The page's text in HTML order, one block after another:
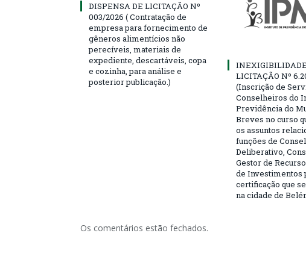
DISPENSA DE LICITAÇÃO Nº
003/2026 ( Contratação de
empresa para fornecimento de
gêneros alimentícios não
perecíveis, materiais de
expediente, descartáveis, copa
e cozinha, para análise e
posterior publicação.)
LICITAÇÃO Nº
(Inscrição de
Conselheiros do
Previdência do
Breves no curso
os assuntos
funções de
Deliberativo,
Gestor de
de Investimentos
certificação que
na cidade de
Os comentários estão fechados.